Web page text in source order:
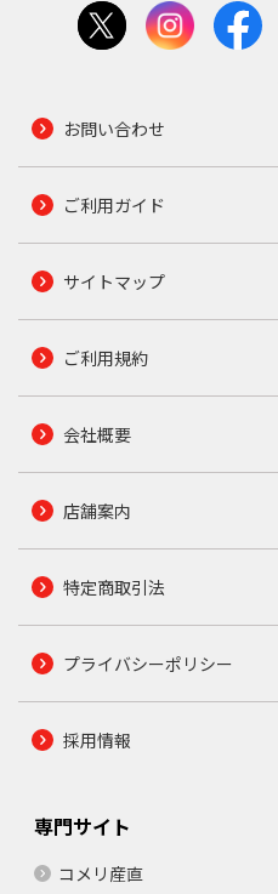
お問い合わせ
ご利用ガイド
サイトマップ
ご利用規約
会社概要
店舗案内
特定商取引法
プライバシーポリシー
採用情報
専門サイト
コメリ産直